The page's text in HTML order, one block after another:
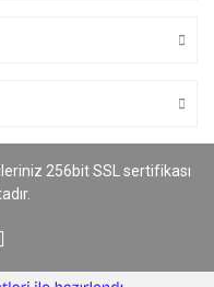
256bit SSL sertifikası